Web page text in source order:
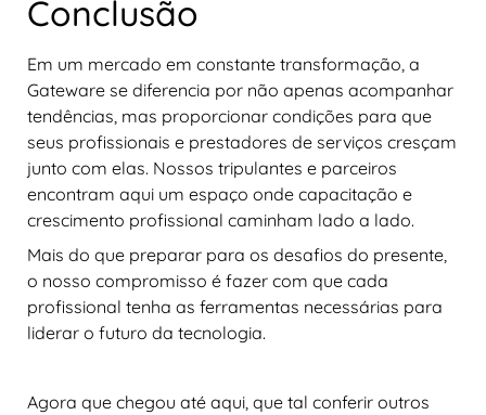
Conclusão
Em um mercado em constante transformação, a
Gateware se diferencia por não apenas acompanhar
tendências, mas proporcionar condições para que
seus profissionais e prestadores de serviços cresçam
junto com elas. Nossos tripulantes e parceiros
encontram aqui um espaço onde capacitação e
crescimento profissional caminham lado a lado.
Mais do que preparar para os desafios do presente,
o nosso compromisso é fazer com que cada
profissional tenha as ferramentas necessárias para
liderar o futuro da tecnologia.
Agora que chegou até aqui, que tal conferir outros